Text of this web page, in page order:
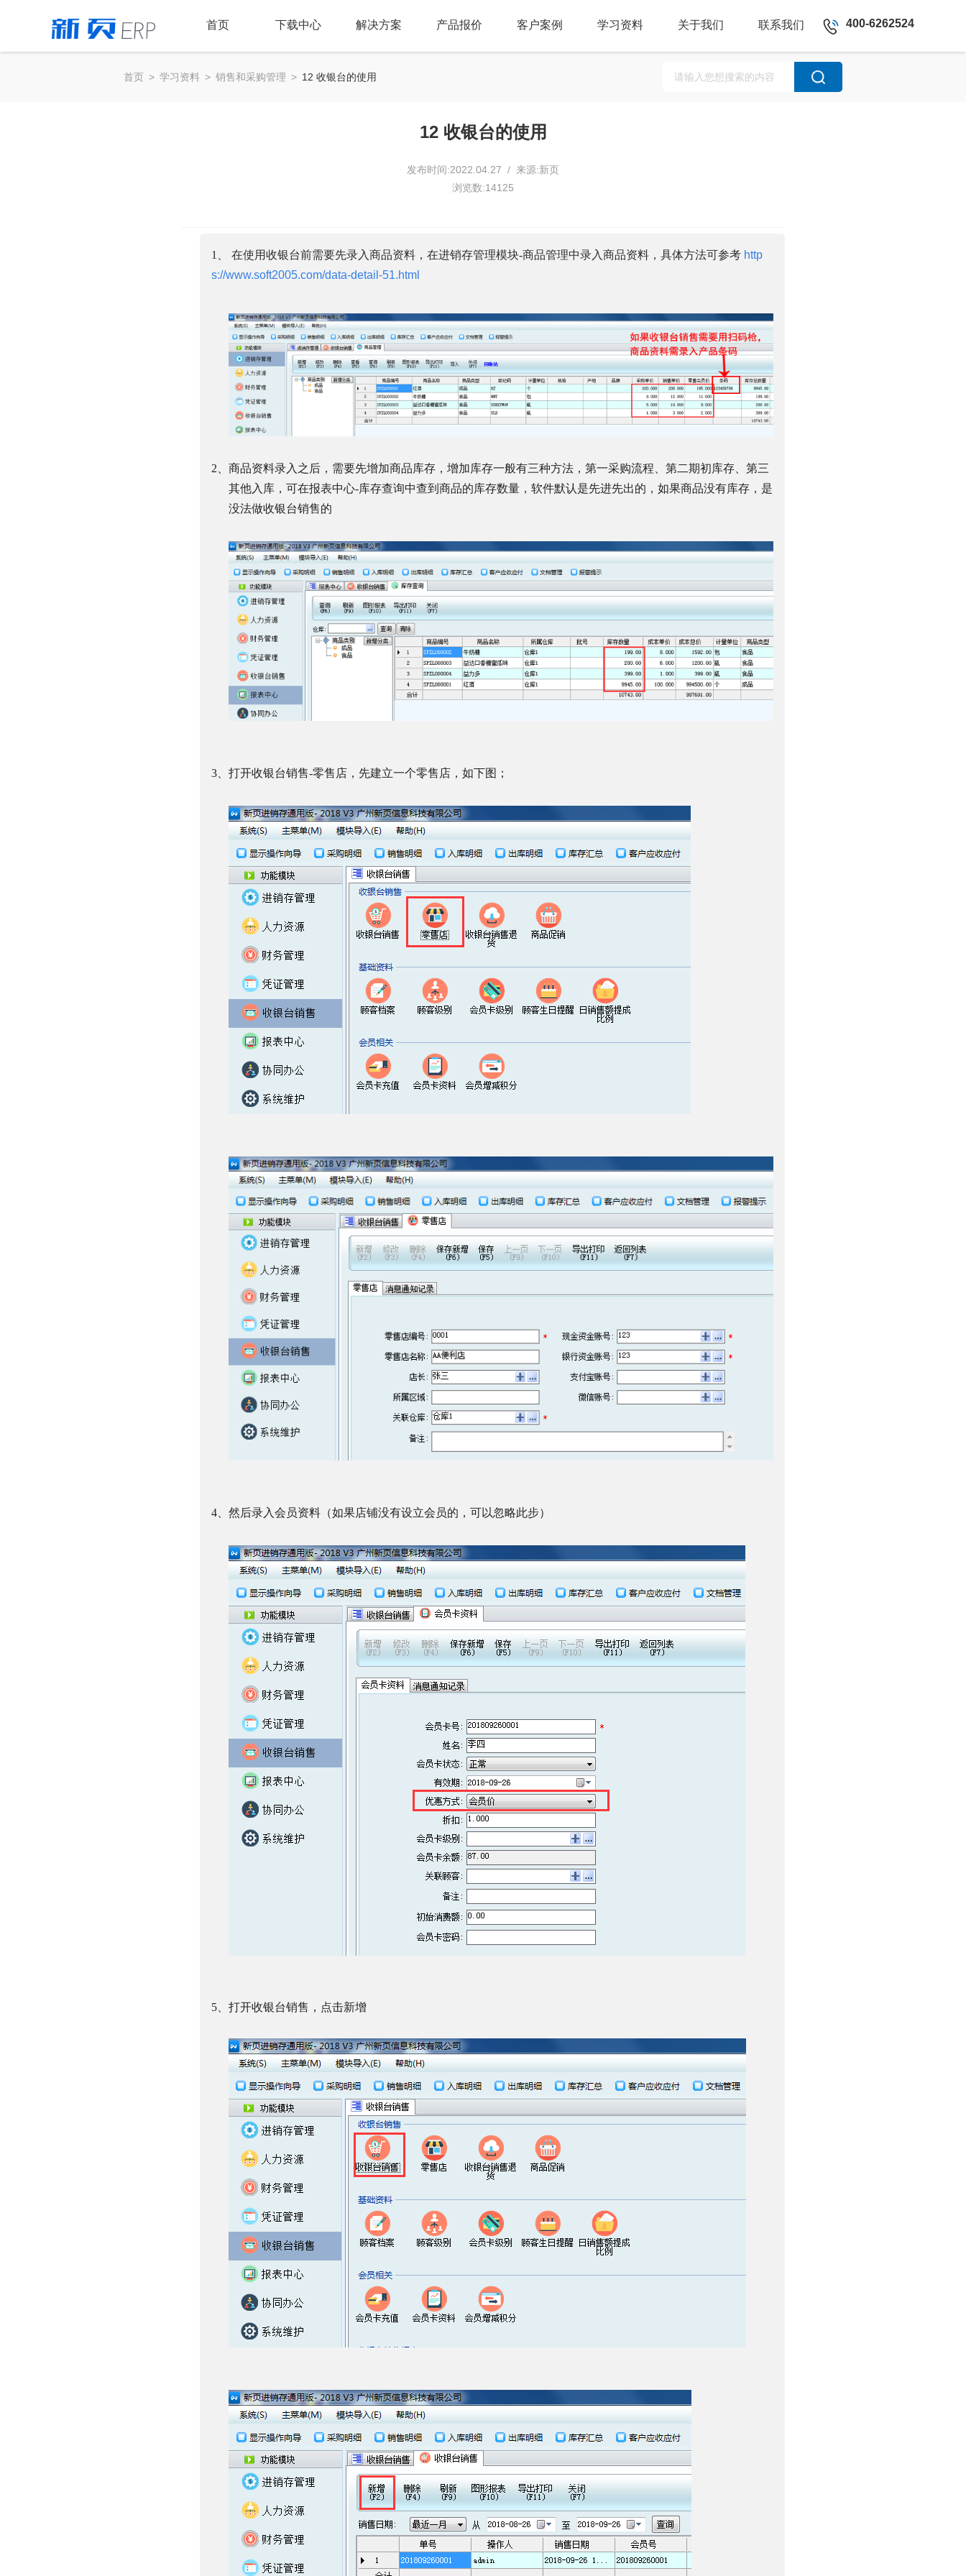
400-6262524
首页 下载中心 解决方案 产品报价 客户案例 学习资料 关于我们 联系我们
首页 > 学习资料 > 销售和采购管理 > 12 收银台的使用
12 收银台的使用
发布时间:2022.04.27 / 来源:新页
浏览数:14125
1、 在使用收银台前需要先录入商品资料，在进销存管理模块-商品管理中录入商品资料，具体方法可参考 http
s://www.soft2005.com/data-detail-51.html
2、 商品资料录入之后，需要先增加商品库存，增加库存一般有三种方法，第一采购流程、第二期初库存、第三
其他入库，可在报表中心-库存查询中查到商品的库存数量，软件默认是先进先出的，如果商品没有库存，是
没法做收银台销售的
3、打开收银台销售-零售店，先建立一个零售店，如下图；
4、 然后录入会员资料（如果店铺没有设立会员的，可以忽略此步）
5、打开收银台销售，点击新增